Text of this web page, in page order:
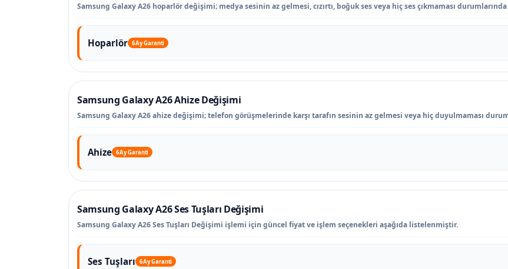
Samsung Galaxy A26 hoparlör değişimi; medya sesinin az gelmesi, cızırtı, boğuk ses veya hiç ses çıkmaması durumlarında
Hoparlör 6 Ay Garanti
Samsung Galaxy A26 Ahize Değişimi
Samsung Galaxy A26 ahize değişimi; telefon görüşmelerinde karşı tarafın sesinin az gelmesi veya hiç duyulmaması
Ahize 6 Ay Garanti
Samsung Galaxy A26 Ses Tuşları Değişimi
Samsung Galaxy A26 Ses Tuşları Değişimi işlemi için güncel fiyat ve işlem seçenekleri aşağıda listelenmiştir.
Ses Tuşları 6 Ay Garanti